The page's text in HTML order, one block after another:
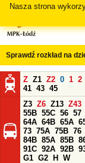
Nasza strona
Sprawdź rozkład na
Z Z1 Z2 0 1 2
41 43 45
Z3 Z6 Z13 Z43
55B 55C 56 57
64A 64B 65A
73 75A 75B 76
84B 85A 85B
91C 92A 92B
G1 G2 H
W